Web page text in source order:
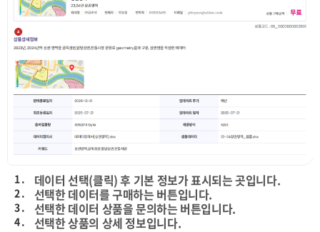
1 . 데이터 선택(클릭) 후 기본 정보가 표시되는 곳입니다.
2 . 선택한 데이터를 구매하는 버튼입니다.
3 . 선택한 데이터 상품을 문의하는 버튼입니다.
4 . 선택한 상품의 상세 정보입니다.